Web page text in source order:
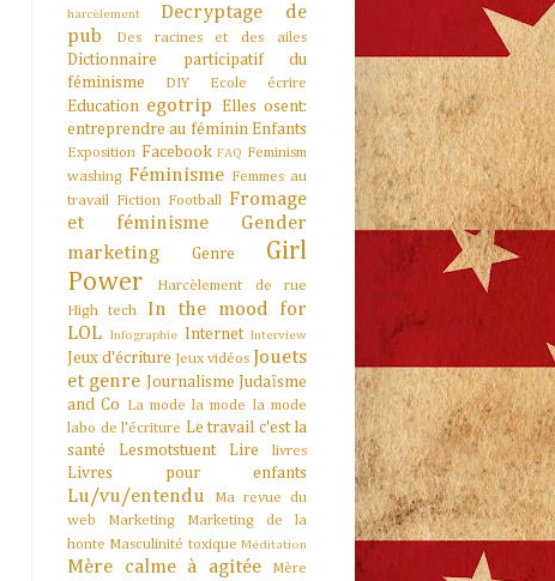
harcèlement
Decryptage de
pub
Des racines et des ailes
Dictionnaire participatif du
féminisme
DIY Ecole écrire
Education egotrip
Elles osent:
entreprendre au féminin Enfants
Exposition Facebook FAQ Feminism
washing Féminisme Femmes au
travail Fiction Football Fromage
et féminisme
Gender
marketing
Genre
Girl
Power
Harcèlement de rue
High tech
In the mood for
LOL
Infographie Internet Interview
Jeux d'écriture Jeux vidéos Jouets
et genre
Journalisme
Judaïsme
and Co
La mode la mode la mode
labo de l'écriture Le travail c'est la
santé
Lesmotstuent Lire livres
Livres pour enfants
Lu/vu/entendu
Ma revue du
web
Marketing
Marketing de la
honte Masculinité toxique Méditation
Mère calme à agitée
Mère